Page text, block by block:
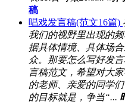
稿
唱戏发言稿(范文16篇)
我们的视野里出现的
据具体情境、具体场
众。那要怎么写好发
言稿范文，希望对大
的老师、亲爱的同学
的目标就是，争当“...